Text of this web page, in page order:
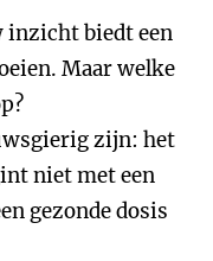
biedt een
Maar welke
zijn: het
niet met een
gezonde dosis